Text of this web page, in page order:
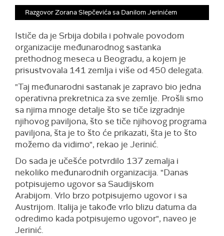
Razgovor Zorana Slepčevića sa Danilom Jerinićem
Ističe da je Srbija dobila i pohvale povodom
organizacije međunarodnog sastanka
prethodnog meseca u Beogradu, a kojem je
prisustvovala 141 zemlja i više od 450 delegata.
"Taj međunarodni sastanak je zapravo bio jedna
operativna prekretnica za sve zemlje. Prošli smo
sa njima mnoge detalje što se tiče izgradnje
njihovog paviljona, što se tiče njihovog programa
paviljona, šta je to što će prikazati, šta je to što
možemo da vidimo", rekao je Jerinić.
Do sada je učešće potvrdilo 137 zemalja i
nekoliko međunarodnih organizacija. "Danas
potpisujemo ugovor sa Saudijskom
Arabijom. Vrlo brzo potpisujemo ugovor i sa
Austrijom. Italija je takođe vrlo blizu datuma da
odredimo kada potpisujemo ugovor", naveo je
Jerinić.